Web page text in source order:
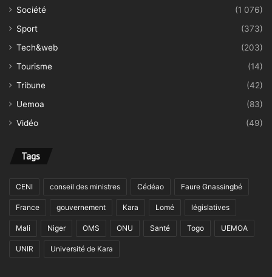
Société
(1 076)
Sport
(373)
Tech&web
(203)
Tourisme
(14)
Tribune
(42)
Uemoa
(83)
Vidéo
(49)
Tags
CENI conseil des ministres Cédéao Faure Gnassingbé
France gouvernement Kara Lomé législatives
Mali Niger OMS ONU Santé Togo UEMOA
UNIR Université de Kara